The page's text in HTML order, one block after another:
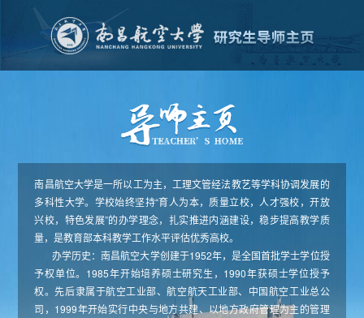
南昌航空大学是一所以工为主，工理文管经法教艺等学科协调发展的
多科性大学。学校始终坚持“育人为本，质量立校，人才强校，开放
兴校，特色发展”的办学理念，扎实推进内涵建设，稳步提高教学质
量，是教育部本科教学工作水平评估优秀高校。
办学历史：南昌航空大学创建于1952年，是全国首批学士学位授
予权单位。1985年开始培养硕士研究生，1990年获硕士学位授予
权。先后隶属于航空工业部、航空航天工业部、中国航空工业总公
司，1999年开始实行中央与地方共建、以地方政府管理为主的管理